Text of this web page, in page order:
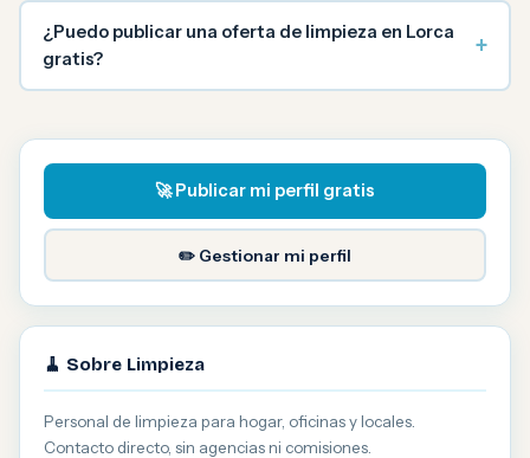
¿Puedo publicar una oferta de limpieza en Lorca
gratis?
+
🚀 Publicar mi perfil gratis
✏️ Gestionar mi perfil
🧹 Sobre Limpieza
Personal de limpieza para hogar, oficinas y locales.
Contacto directo, sin agencias ni comisiones.